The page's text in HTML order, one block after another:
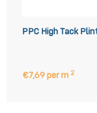
Vervolgens kunt u uw
PPC High Tack
€7,69 per m 2